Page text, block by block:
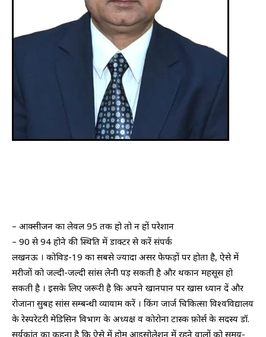
– आक्सीजन का लेवल 95 तक हो तो न हों परेशान
– 90 से 94 होने की स्थिति में डाक्टर से करें संपर्क
लखनऊ । कोविड-19 का सबसे ज्यादा असर फेफड़ों पर होता है, ऐसे में
मरीजों को जल्दी-जल्दी सांस लेनी पड़ सकती है और थकान महसूस हो
सकती है । इसके लिए जरूरी है कि अपने खानपान पर खास ध्यान दें और
रोजाना सुबह सांस सम्बन्धी व्यायाम करें । किंग जार्ज चिकित्सा विश्वविद्यालय
के रेस्परेटरी मेडिसिन विभाग के अध्यक्ष व कोरोना टास्क फ़ोर्स के सदस्य डॉ.
सूर्यकांत का कहना है कि ऐसे में होम आइसोलेशन में रहने वालों को समय-